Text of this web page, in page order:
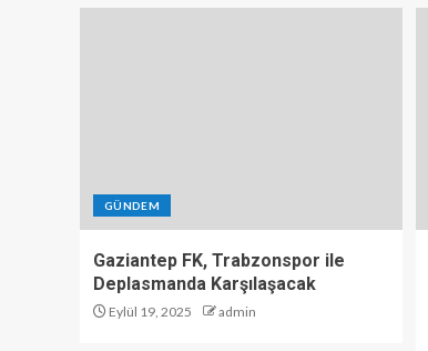
GÜNDEM
Gaziantep FK, Trabzonspor ile
Deplasmanda Karşılaşacak
Eylül 19, 2025 admin